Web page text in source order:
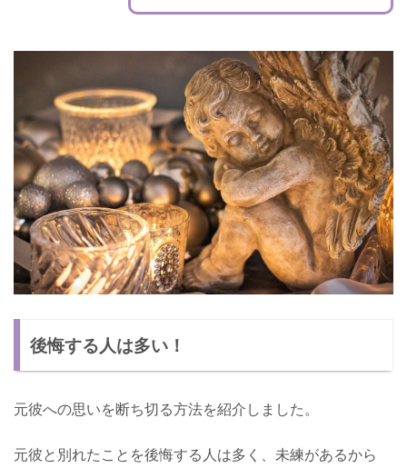
後悔する人は多い！
元彼への思いを断ち切る方法を紹介しました。
元彼と別れたことを後悔する人は多く、未練があるから